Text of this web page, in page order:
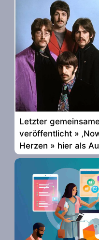
Letzter
veröffentlicht »
Herzen » hier als